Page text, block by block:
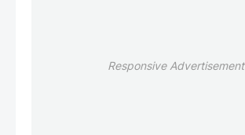
Responsive Advertisement